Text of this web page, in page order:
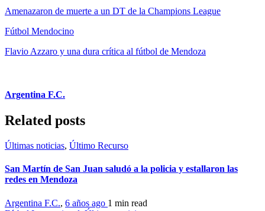
Amenazaron de muerte a un DT de la Champions League
Fútbol Mendocino
Flavio Azzaro y una dura crítica al fútbol de Mendoza
Argentina F.C.
Related posts
Últimas noticias, Último Recurso
San Martín de San Juan saludó a la policia y estallaron las
redes en Mendoza
Argentina F.C., 6 años ago 1 min read